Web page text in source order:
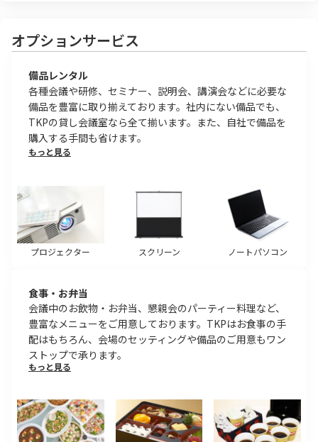
オプションサービス
備品レンタル
各種会議や研修、セミナー、説明会、講演会などに必要な
備品を豊富に取り揃えております。社内にない備品でも、
TKPの貸し会議室なら全て揃います。また、自社で備品を
購入する手間も省けます。
もっと見る
プロジェクター スクリーン ノートパソコン
食事・お弁当
会議中のお飲物・お弁当、懇親会のパーティー料理など、
豊富なメニューをご用意しております。TKPはお食事の手
配はもちろん、会場のセッティングや備品のご用意もワン
ストップで承ります。
もっと見る